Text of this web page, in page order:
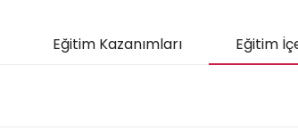
Eğitim Kazanımları Eğitim